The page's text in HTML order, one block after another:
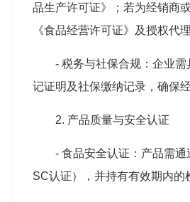
品生产许可证》；若为经销商
《食品经营许可证》及授权代
- 税务与社保合规：企业
记证明及社保缴纳记录，确保
2. 产品质量与安全认证
- 食品安全认证：产品需
SC认证），并持有有效期内的